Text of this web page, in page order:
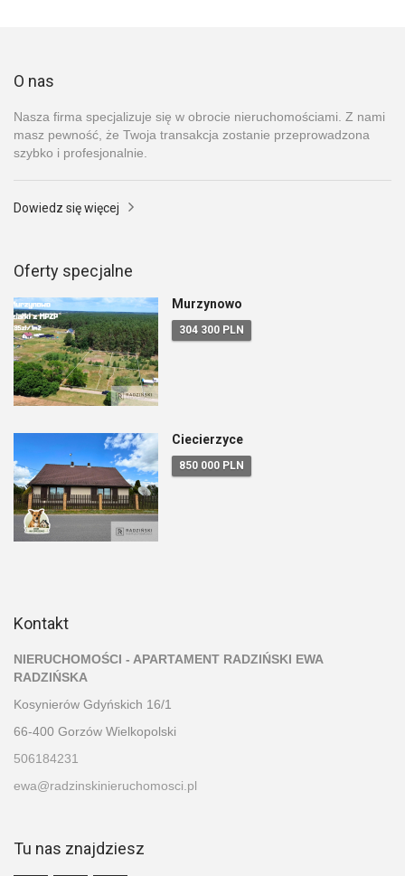
O nas
Nasza firma specjalizuje się w obrocie nieruchomościami. Z nami
masz pewność, że Twoja transakcja zostanie przeprowadzona
szybko i profesjonalnie.
Dowiedz się więcej
Oferty specjalne
Murzynowo
304 300 PLN
Ciecierzyce
850 000 PLN
Kontakt
NIERUCHOMOŚCI - APARTAMENT RADZIŃSKI EWA
RADZIŃSKA
Kosynierów Gdyńskich 16/1
66-400 Gorzów Wielkopolski
506184231
ewa@radzinskinieruchomosci.pl
Tu nas znajdziesz